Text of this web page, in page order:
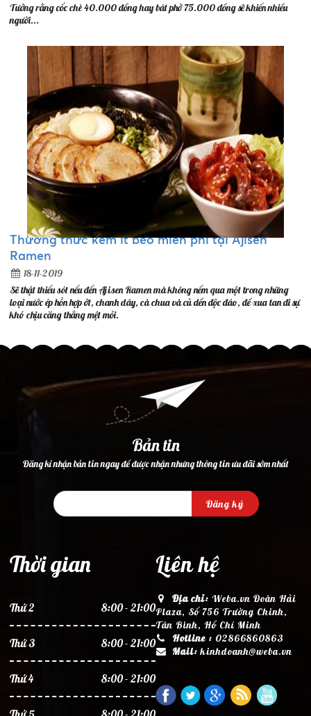
Tưởng rằng cốc chè 40.000 đồng hay bát phở 75.000 đồng sẽ khiến nhiều
người...
Thưởng thức kem ít béo miễn phí tại Ajisen
Ramen
18-11-2019
Sẽ thật thiếu sót nếu đến Ajisen Ramen mà không nếm qua một trong những
loại nước ép hỗn hợp ớt, chanh dây, cà chua và củ dền độc đáo, để xua tan đi sự
khó chịu căng thẳng mệt mỏi.
Bản tin
Đăng kí nhận bản tin ngay để được nhận nhưng thông tin ưu đãi sớm nhất
Đăng ký
Thời gian
Thứ 2 8:00 - 21:00
Thứ 3 8:00 - 21:00
Thứ 4 8:00 - 21:00
Liên hệ
Địa chỉ: Weba.vn Đoàn Hải
Plaza, Số 756 Trường Chinh,
Tân Bình, Hồ Chí Minh
Hotline : 02866860863
Mail:kinhdoanh@weba.vn